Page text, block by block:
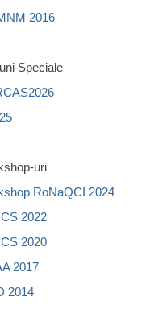
2016
Speciale
uri
RoNaQCI 2024
2022
2020
2017
2014